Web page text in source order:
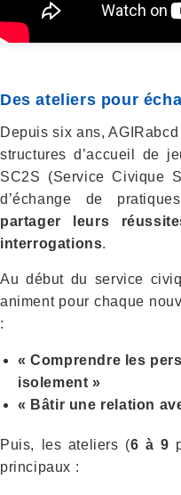
Des ateliers pour
Depuis six ans,
structures d’accueil de
SC2S (Service Civique
d’échange de
partager leurs
interrogations.
Au début du service
animent pour chaque
:
« Comprendre les
isolement »
« Bâtir une relation
Puis, les ateliers (6 à 9
principaux :